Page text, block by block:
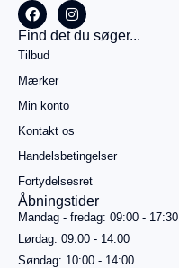
alt
Køb for
499,00kr.
mere for
gratis
betaling
kurv
Find det du søger...
Tilbud
Mærker
Min konto
Kontakt os
Handelsbetingelser
Fortydelsesret
Åbningstider
Mandag - fredag: 09:00 - 17:30
Lørdag: 09:00 - 14:00
Søndag: 10:00 - 14:00